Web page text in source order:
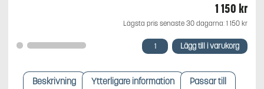
1 150 kr
Lägsta pris senaste 30 dagarna: 1 150 kr
Husqvarna
Verktygsbälte
Lägg till i varukorg
Beskrivning Ytterligare information Passar till